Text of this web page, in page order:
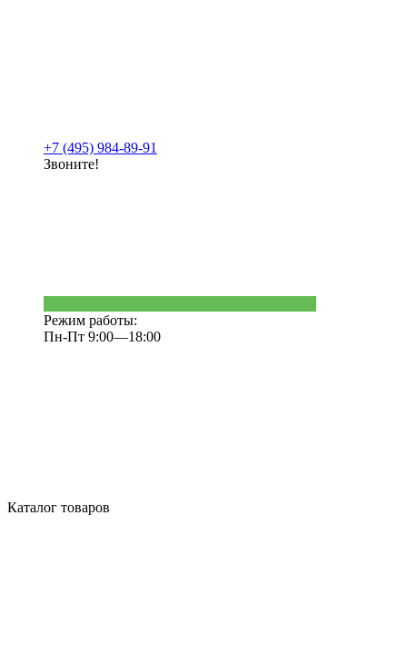
+7 (495) 984-89-91
Звоните!
Режим работы:
Пн-Пт 9:00—18:00
Каталог товаров